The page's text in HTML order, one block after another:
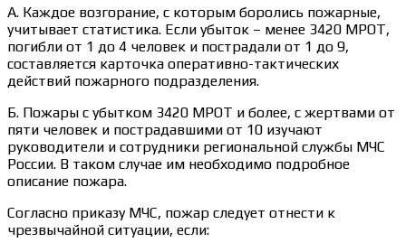
А. Каждое возгорание, с которым боролись пожарные,
учитывает статистика. Если убыток – менее 3420 МРОТ,
погибли от 1 до 4 человек и пострадали от 1 до 9,
составляется карточка оперативно-тактических
действий пожарного подразделения.
Б. Пожары с убытком 3420 МРОТ и более, с жертвами от
пяти человек и пострадавшими от 10 изучают
руководители и сотрудники региональной службы МЧС
России. В таком случае им необходимо подробное
описание пожара.
Согласно приказу МЧС, пожар следует отнести к
чрезвычайной ситуации, если: